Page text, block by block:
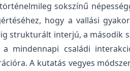
sokszínű
hogy a vallási
strukturált interjú, a második
családi
A kutatás vegyes